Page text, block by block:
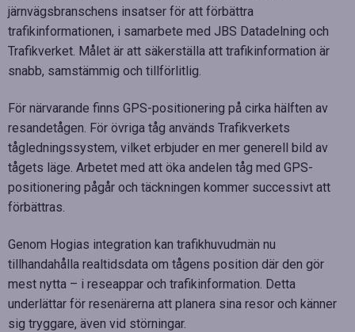
järnvägsbranschens insatser för att förbättra
trafikinformationen, i samarbete med JBS Datadelning och
Trafikverket. Målet är att säkerställa att trafikinformation är
snabb, samstämmig och tillförlitlig.
För närvarande finns GPS-positionering på cirka hälften av
resandetågen. För övriga tåg används Trafikverkets
tågledningssystem, vilket erbjuder en mer generell bild av
tågets läge. Arbetet med att öka andelen tåg med GPS-
positionering pågår och täckningen kommer successivt att
förbättras.
Genom Hogias integration kan trafikhuvudmän nu
tillhandahålla realtidsdata om tågens position där den gör
mest nytta – i reseappar och trafikinformation. Detta
underlättar för resenärerna att planera sina resor och känner
sig tryggare, även vid störningar.